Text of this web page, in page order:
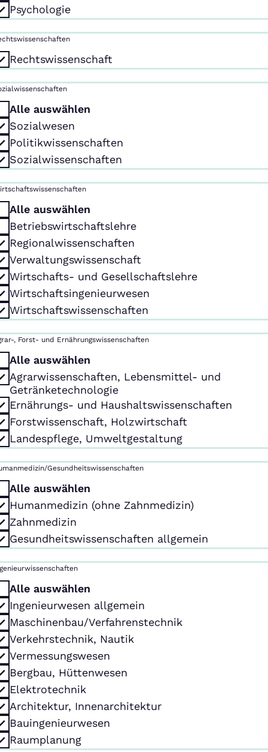
Psychologie
Rechtswissenschaft
Alle auswählen
Sozialwesen
Politikwissenschaften
Sozialwissenschaften
Alle auswählen
Betriebswirtschaftslehre
Regionalwissenschaften
Verwaltungswissenschaft
Wirtschafts- und Gesellschaftslehre
Wirtschaftsingenieurwesen
Wirtschaftswissenschaften
, Forst- und Ernährungswissenschaften
Alle auswählen
Agrarwissenschaften, Lebensmittel- und
Getränketechnologie
Ernährungs- und Haushaltswissenschaften
Forstwissenschaft, Holzwirtschaft
Landespflege, Umweltgestaltung
Gesundheitswissenschaften
Alle auswählen
Humanmedizin (ohne Zahnmedizin)
Zahnmedizin
Gesundheitswissenschaften allgemein
Alle auswählen
Ingenieurwesen allgemein
Maschinenbau/Verfahrenstechnik
Verkehrstechnik, Nautik
Vermessungswesen
Bergbau, Hüttenwesen
Elektrotechnik
Architektur, Innenarchitektur
Bauingenieurwesen
Raumplanung